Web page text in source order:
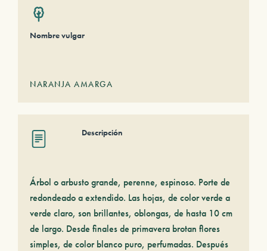
Nombre vulgar
NARANJA AMARGA
Descripción
Árbol o arbusto grande, perenne, espinoso. Porte de
redondeado a extendido. Las hojas, de color verde a
verde claro, son brillantes, oblongas, de hasta 10 cm
de largo. Desde finales de primavera brotan flores
simples, de color blanco puro, perfumadas. Después